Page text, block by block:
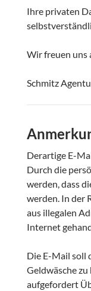
Ihre privaten
Wir freuen uns
Schmitz
Derartige E-
Durch die
werden, dass
werden. In der
aus illegalen
Internet
Die E-Mail soll
Geldwäsche
aufgefordert